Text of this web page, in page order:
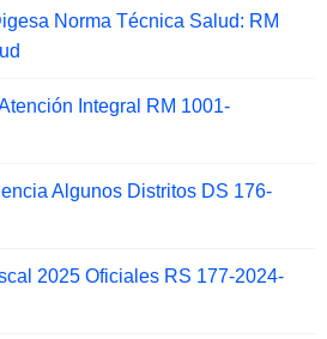
Norma Técnica Salud: RM
Integral RM 1001-
Algunos Distritos DS 176-
2025 Oficiales RS 177-2024-